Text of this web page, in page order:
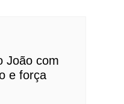
João com
e força